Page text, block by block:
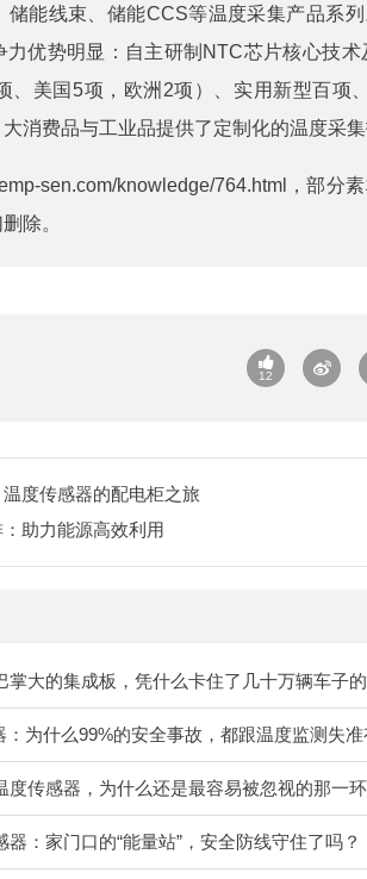
储能线束 储能CCS等温度采集产品系
优势明显：自主研制NTC芯片核心技术
、美国5项，欧洲2项）、实用新型百项
消费品与工业品提供了定制化的温度采集
sen.com/knowledge/764.html
，部分
除。
12
度传感器的配电柜之旅
助力能源高效利用
掌大的集成板，凭什么卡住了几十万辆车子
：为什么99%的安全事故，都跟温度监测失准
度传感器，为什么还是最容易被忽视的那一环
：家门口的“能量站”，安全防线守住了吗？